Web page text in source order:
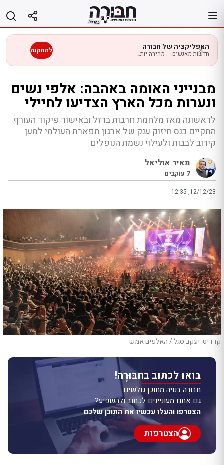
לתוכן
האפליקציה של חבורה
חדשות מאנשים — מהירה יותר בנייד להתקנה
מבנייני האומה באהבה: אלפי נשים
ונערות מכל הארץ הצדיעו לחיילי
לראשונה מאז מלחמת חרבות ברזל ובאישור פיקוד העורף
התקיים כנס חיזוק ענק של ארגון תפארת העולמי למען
קירוב לבבות ולעילוי נשמת הנופלים
מאיר אוליאל
7 עוקבים
12:35 ,12/12/23
קרדיט: יעקב סגל / האלפים אמש
בואו לכתוב בחבּוּרֶה!
חבּוּרֶה בנויה מתוכן גולשים.
גם אתם מעוניינים לכתוב ולהשפיע?
הצטרפו והעלו עכשיו את התוכן שלכם
הצטרפות